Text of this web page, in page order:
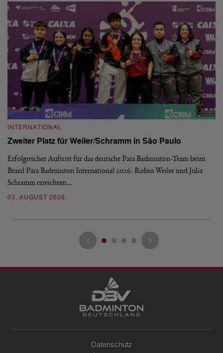
INTERNATIONAL
Zweiter Platz für Weiler/Schramm in São Paulo
Erfolgreicher Auftritt für das deutsche Para Badminton-Team beim
Brazil Para Badminton International 2026: Robin Weiler und Julia
Schramm erreichten…
03. AUGUST 2026
Datenschutz